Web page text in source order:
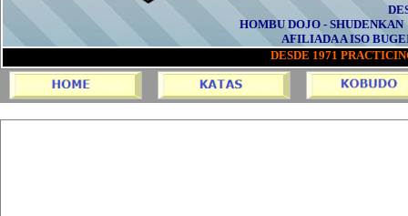
HOMBU DOJO -
AFILIADA A ISO
DESDE 1971